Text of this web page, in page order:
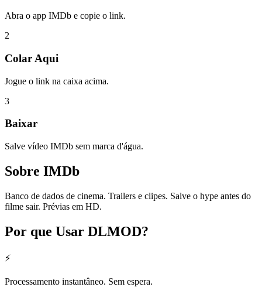
Abra o app IMDb e copie o link.
2
Colar Aqui
Jogue o link na caixa acima.
3
Baixar
Salve vídeo IMDb sem marca d'água.
Sobre IMDb
Banco de dados de cinema. Trailers e clipes. Salve o hype antes do
filme sair. Prévias em HD.
Por que Usar DLMOD?
⚡
Processamento instantâneo. Sem espera.